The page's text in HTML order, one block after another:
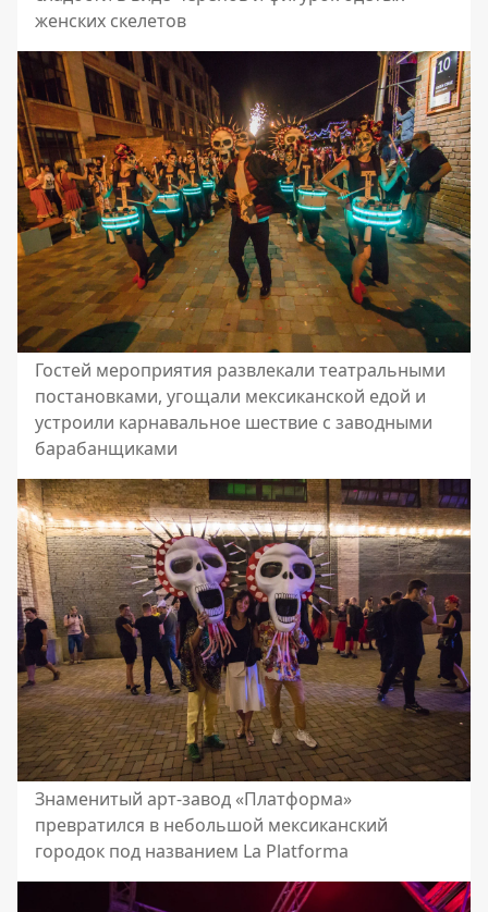
женских скелетов
Гостей мероприятия развлекали театральными
постановками, угощали мексиканской едой и
устроили карнавальное шествие с заводными
барабанщиками
Знаменитый арт-завод «Платформа»
превратился в небольшой мексиканский
городок под названием La Platforma